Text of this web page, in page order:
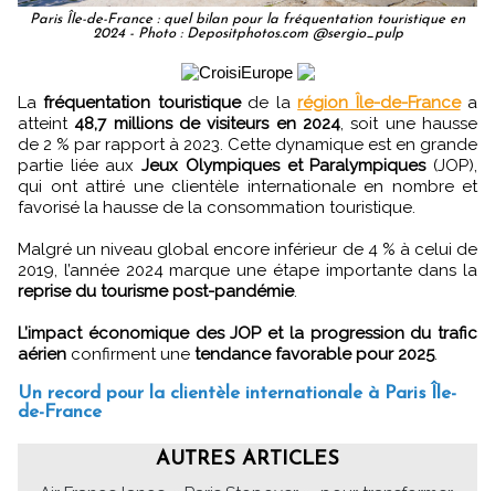
Paris Île-de-France : quel bilan pour la fréquentation touristique en
2024 - Photo : Depositphotos.com @sergio_pulp
Lafréquentation touristiquede larégion Île-de-Francea
atteint48,7 millions de visiteurs en 2024, soit une hausse
de 2 % par rapport à 2023. Cette dynamique est en grande
partie liée auxJeux Olympiques et Paralympiques(JOP),
qui ont attiré une clientèle internationale en nombre et
favorisé la hausse de la consommation touristique.
Malgré un niveau global encore inférieur de 4 % à celui de
2019, l’année 2024 marque une étape importante dans la
reprise du tourisme post-pandémie.
L’impact économique des JOP et la progression du trafic
aérien confirment une tendance favorable pour 2025.
Un record pour la clientèle internationale à Paris Île-
de-France
AUTRES ARTICLES